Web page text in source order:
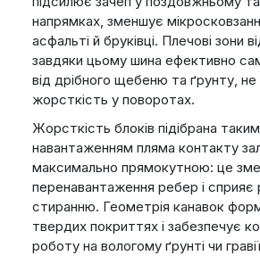
напрямках, зменшує
асфальті й бруківці. Плечові зони
завдяки цьому шина ефективно
від дрібного щебеню та ґрунту,
жорсткість у поворотах.
Жорсткість блоків підібрана
навантаженням пляма контакту
максимально прямокутною: це
перенавантаження ребер і сприяє
стиранню. Геометрія канавок
твердих покриттях і забезпечує
роботу на вологому ґрунті чи